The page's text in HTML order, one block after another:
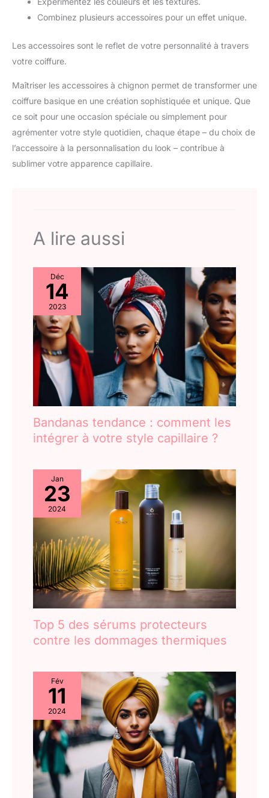
Combinez plusieurs accessoires pour un effet unique.
Les accessoires sont le reflet de votre personnalité à travers
votre coiffure.
Maîtriser les accessoires à chignon permet de transformer une
coiffure basique en une création sophistiquée et unique. Que
ce soit pour une occasion spéciale ou simplement pour
agrémenter votre style quotidien, chaque étape – du choix de
l’accessoire à la personnalisation du look – contribue à
sublimer votre apparence capillaire.
A lire aussi
Déc
14
2023
Bandanas tendance : comment les
intégrer à votre style capillaire ?
Jan
23
2024
Top 5 des sérums protecteurs
contre les dommages thermiques
Fév
11
2024